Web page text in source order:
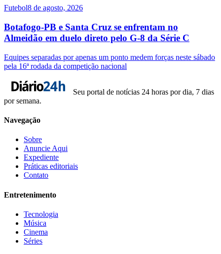
Futebol8 de agosto, 2026
Botafogo-PB e Santa Cruz se enfrentam no
Almeidão em duelo direto pelo G-8 da Série C
Equipes separadas por apenas um ponto medem forças neste sábado
pela 16ª rodada da competição nacional
Seu portal de notícias 24 horas por dia, 7 dias
por semana.
Navegação
Sobre
Anuncie Aqui
Expediente
Práticas editoriais
Contato
Entretenimento
Tecnologia
Música
Cinema
Séries